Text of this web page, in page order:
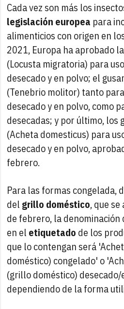
Cada vez son más los
legislación europea para
alimenticios con origen en
2021, Europa ha aprobado
(Locusta migratoria) para
desecado y en polvo; el
(Tenebrio molitor) tanto
desecado y en polvo, como
desecadas; y por último, los
(Acheta domesticus) para
desecado y en polvo,
febrero.
Para las formas congelada,
del grillo doméstico, que
de febrero, la
en el etiquetado de los
que lo contengan será
doméstico) congelado' o
(grillo doméstico) desecado/
dependiendo de la forma